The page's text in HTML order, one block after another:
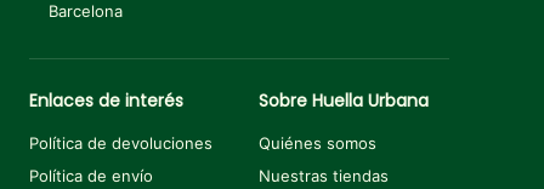
Barcelona
Enlaces de interés
Política de devoluciones
Política de envío
Sobre Huella Urbana
Quiénes somos
Nuestras tiendas